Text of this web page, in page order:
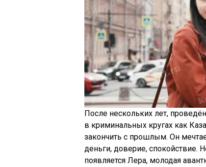
После нескольких лет,
в криминальных кругах как
закончить с прошлым. Он
деньги, доверие, спокойствие.
появляется Лера, молодая